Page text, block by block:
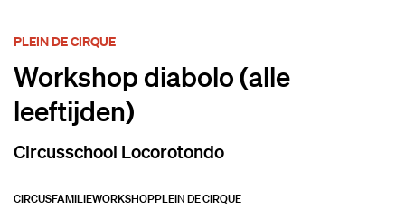
Workshop diabolo (alle
leeftijden)
Circusschool Locorotondo
PLEIN DE CIRQUE
CIRCUSFAMILIEWORKSHOPPLEIN DE CIRQUE